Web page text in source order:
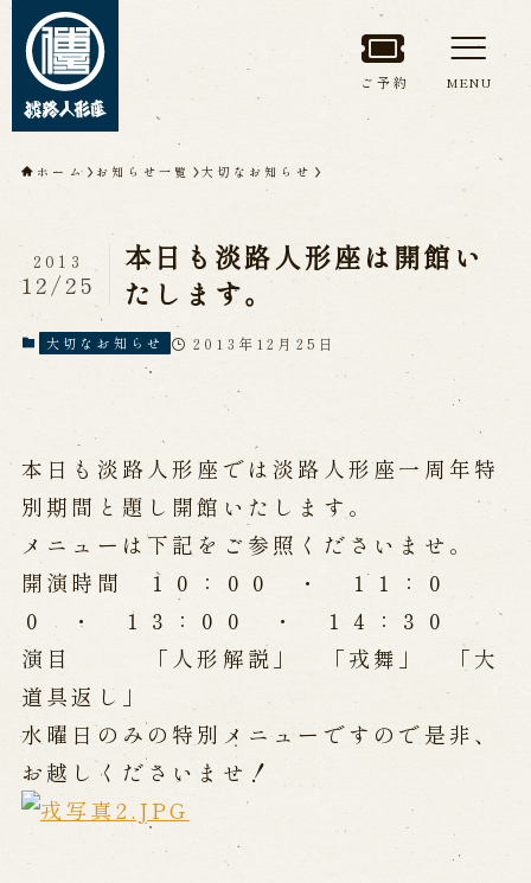
トップページ
淡路人形座について
淡路人形座とは
座員紹介
人間国宝 故鶴澤友路師匠
淡路人形座の成り立ち
淡路人形座で研修した人々
淡路人形浄瑠璃を受け継いで
公演情報
公演カレンダー
開催中の公演
近日開催の公演
出張公演
出張公演
海外旅行客向け特別公演「くにうみ」
ご予約 MENU
ホーム お知らせ一覧 大切なお知らせ
本日も淡路人形座は開館い
たします。
2013
12/25
大切なお知らせ 2013年12月25日
本日も淡路人形座では淡路人形座一周年特
別期間と題し開館いたします。
メニューは下記をご参照くださいませ。
開演時間 １０：００ ・ １１：０
０ ・ １３：００ ・ １４：３０
演目 「人形解説」 「戎舞」 「大
道具返し」
水曜日のみの特別メニューですので是非、
お越しくださいませ！